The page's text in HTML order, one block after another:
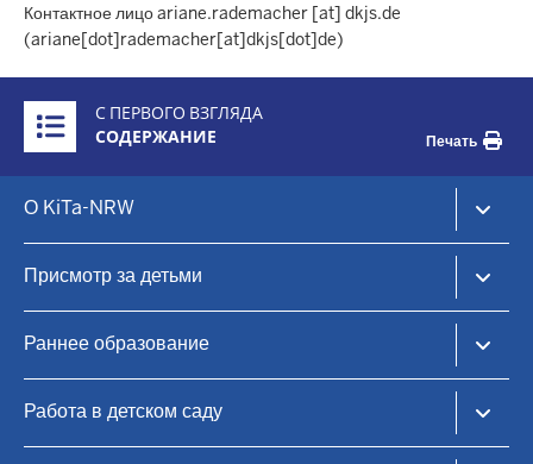
Контактное лицо ariane.rademacher [at] dkjs.de
(ariane[dot]rademacher[at]dkjs[dot]de)
Inhalte
С ПЕРВОГО ВЗГЛЯДА
СОДЕРЖАНИЕ
Печать
menu
О KiTa-NRW
Уход за детьми в дневное время и раннее образование
Присмотр за детьми
Найдите место для ухода за ребенком
Дневной уход за детьми
Семейные центры
Координационные центры
Раннее образование
Практическая информация
Языковое образование
Работа в детском саду